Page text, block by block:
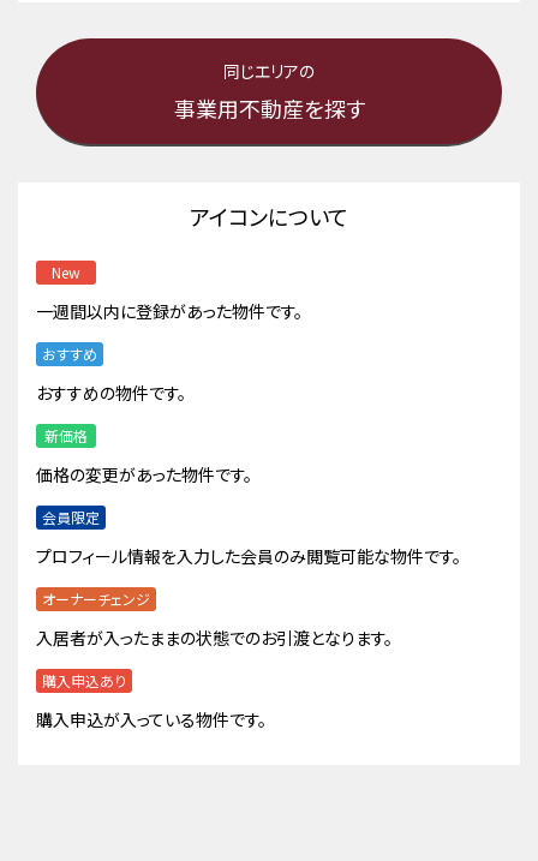
同じエリアの
事業用不動産を探す
アイコンについて
New
一週間以内に登録があった物件です。
おすすめ
おすすめの物件です。
新価格
価格の変更があった物件です。
会員限定
プロフィール情報を入力した会員のみ閲覧可能な物件です。
オーナーチェンジ
入居者が入ったままの状態でのお引渡となります。
購入申込あり
購入申込が入っている物件です。